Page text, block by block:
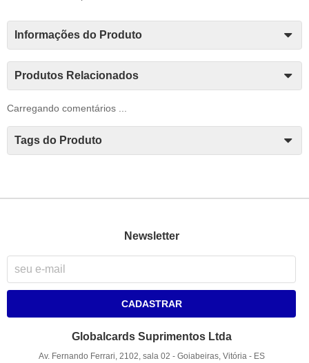
Informações do Produto
Produtos Relacionados
Carregando comentários ...
Tags do Produto
Newsletter
CADASTRAR
Globalcards Suprimentos Ltda
Av. Fernando Ferrari, 2102, sala 02 - Goiabeiras, Vitória- ES